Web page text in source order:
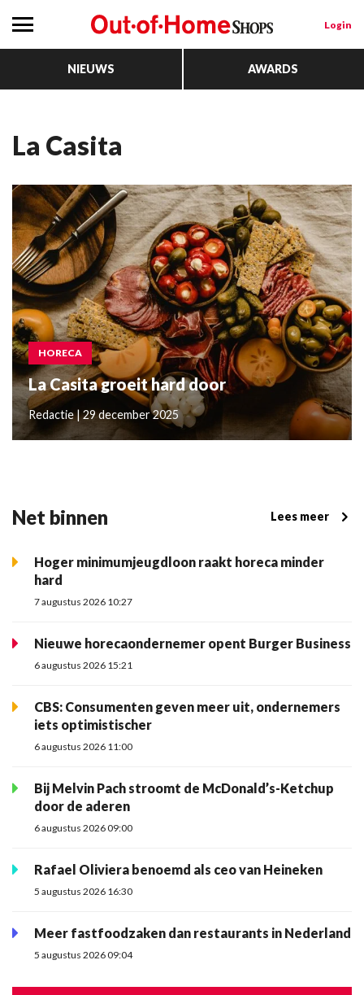
Login
NIEUWS AWARDS
La Casita
HORECA
La Casita groeit hard door
Redactie | 29 december 2025
Net binnen Lees meer
Hoger minimumjeugdloon raakt horeca minder
hard
7 augustus 2026 10:27
Nieuwe horecaondernemer opent Burger Business
6 augustus 2026 15:21
CBS: Consumenten geven meer uit, ondernemers
iets optimistischer
6 augustus 2026 11:00
Bij Melvin Pach stroomt de McDonald’s-Ketchup
door de aderen
6 augustus 2026 09:00
Rafael Oliviera benoemd als ceo van Heineken
5 augustus 2026 16:30
Meer fastfoodzaken dan restaurants in Nederland
5 augustus 2026 09:04